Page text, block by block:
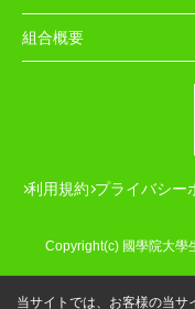
組合概要
利用規約 プライバシー
Copyright(c) 國學院大學
当サイトでは、お客様の当サ